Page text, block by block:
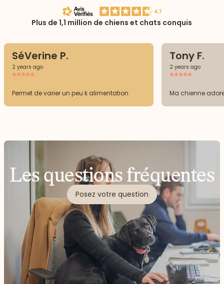
Plus de 1,1 million de chiens et chats conquis
SéVerine P.
2 years ago
Permet de varier un peu k alimentation
Tony F.
2 years ago
Ma chienne
Les questions fréquentes
Posez votre question